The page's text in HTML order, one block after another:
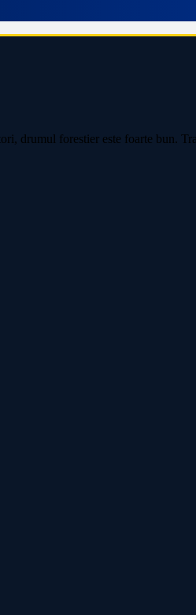
drumul forestier este foarte bun.